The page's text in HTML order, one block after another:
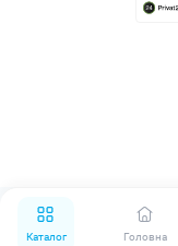
Каталог Головна